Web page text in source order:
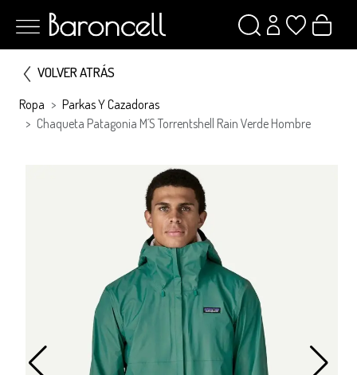
VOLVER ATRÁS
Ropa
Parkas Y Cazadoras
Chaqueta Patagonia M´s Torrentshell Rain Verde Hombre